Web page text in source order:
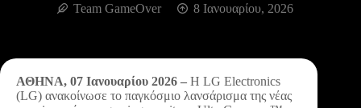
Team GameOver 8 Ιανουαρίου, 2026
ΑΘΗΝΑ, 07 Ιανουαρίου 2026 – Η LG Electronics
(LG) ανακοίνωσε το παγκόσμιο λανσάρισμα της νέας